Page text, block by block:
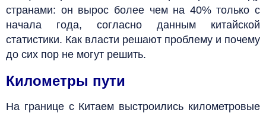
странами: он вырос более чем на 40% только с
начала года, согласно данным китайской
статистики. Как власти решают проблему и почему
до сих пор не могут решить.
Километры пути
На границе с Китаем выстроились километровые